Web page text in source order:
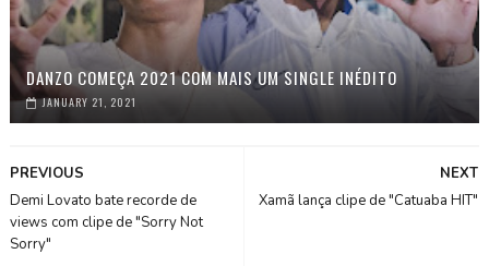
DANZO COMEÇA 2021 COM MAIS UM SINGLE INÉDITO
JANUARY 21, 2021
NEXT
Xamã lança clipe de "Catuaba HIT"
PREVIOUS
Demi Lovato bate recorde de
views com clipe de "Sorry Not
Sorry"